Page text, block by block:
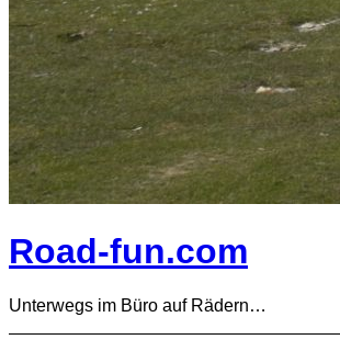
Road-fun.com
Unterwegs im Büro auf Rädern…